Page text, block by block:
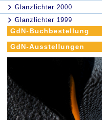
Glanzlichter 2000
Glanzlichter 1999
GdN-Buchbestellung
GdN-Ausstellungen